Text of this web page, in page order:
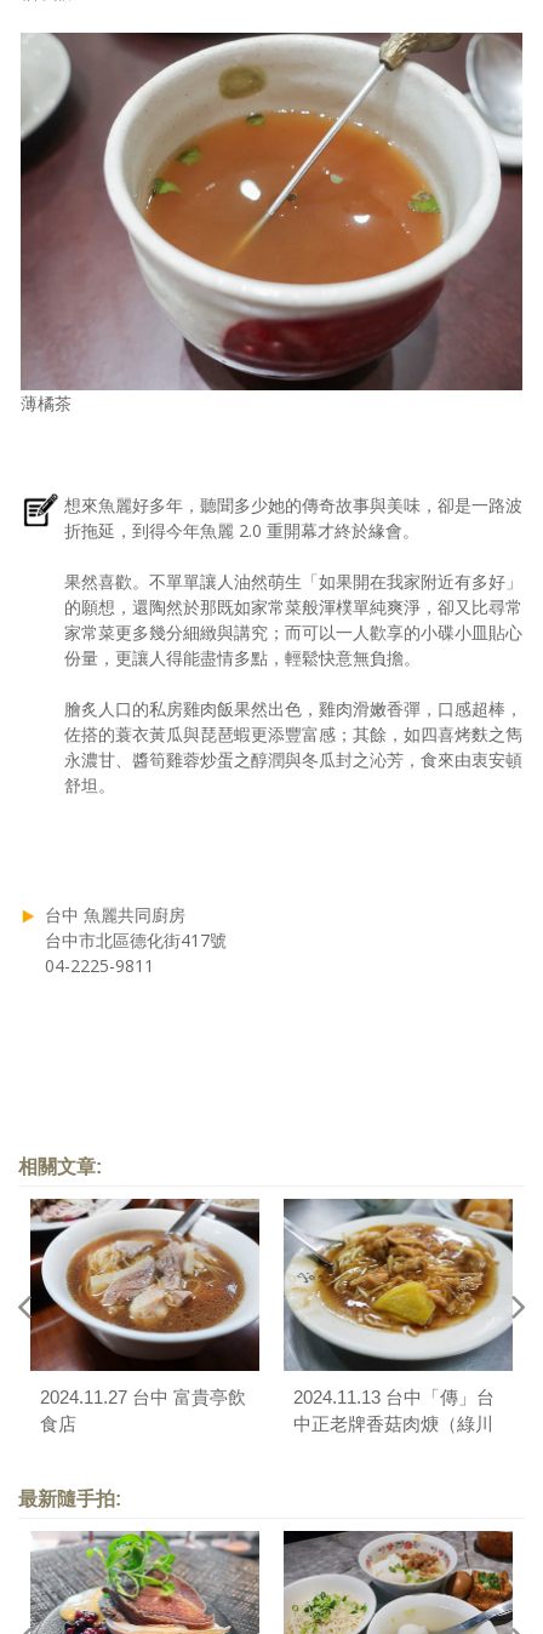
薄橘茶
想來魚麗好多年，聽聞多少她的傳奇故事與美味，卻是一路波
折拖延，到得今年魚麗 2.0 重開幕才終於緣會。
果然喜歡。不單單讓人油然萌生「如果開在我家附近有多好」
的願想，還陶然於那既如家常菜般渾樸單純爽淨，卻又比尋常
家常菜更多幾分細緻與講究；而可以一人歡享的小碟小皿貼心
份量，更讓人得能盡情多點，輕鬆快意無負擔。
膾炙人口的私房雞肉飯果然出色，雞肉滑嫩香彈，口感超棒，
佐搭的蓑衣黃瓜與琵琶蝦更添豐富感；其餘，如四喜烤麩之雋
永濃甘、醬筍雞蓉炒蛋之醇潤與冬瓜封之沁芳，食來由衷安頓
舒坦。
台中 魚麗共同廚房
台中市北區德化街417號
04-2225-9811
相關文章:
2024.11.27 台中 富貴亭飲
食店
2024.11.13 台中「傳」台
中正老牌香菇肉焿（綠川
最新隨手拍: